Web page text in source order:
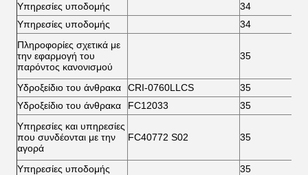
Υπηρεσίες υποδομής 34
Υπηρεσίες υποδομής
34
Πληροφορίες σχετικά με
την εφαρμογή του
παρόντος κανονισμού
35
Υδροξείδιο του άνθρακα CRI-0760LLCS 35
Υδροξείδιο του άνθρακα
FC12033 35
Υπηρεσίες και υπηρεσίες
που συνδέονται με την
αγορά
FC40772 S02 35
Υπηρεσίες υποδομής 35